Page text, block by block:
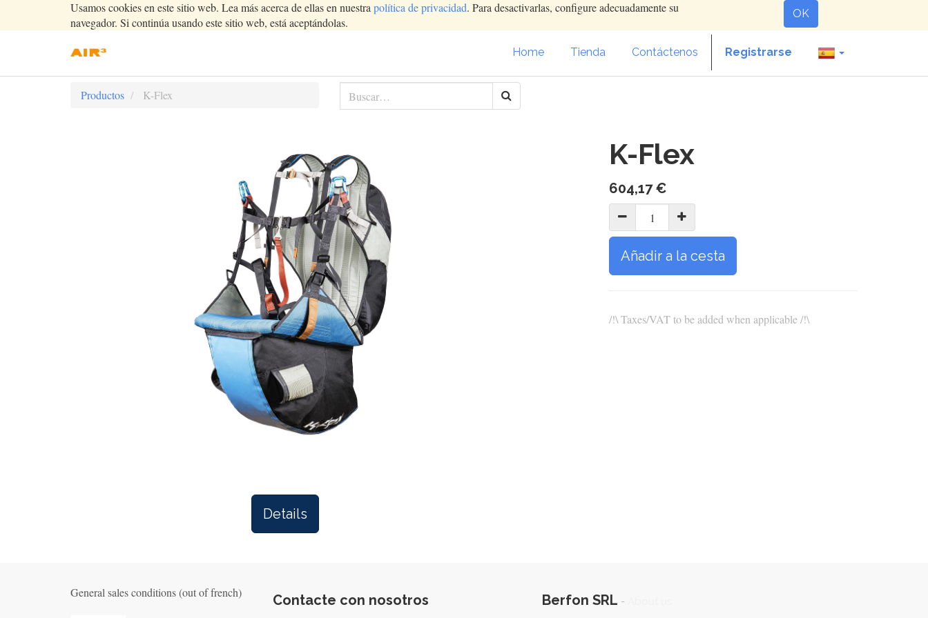
Usamos cookies en este sitio web. Lea más acerca de ellas en nuestra política de privacidad. Para desactivarlas, configure adecuadamente su
navegador. Si continúa usando este sitio web, está aceptándolas.
OK
Home Tienda Contáctenos Registrarse
Productos K-Flex
K-Flex
604,17€
Añadir a la cesta
/!\ Taxes/VAT to be added when applicable /!\
Details
General sales conditions (out of french) Contacte con nosotros Berfon SRL -